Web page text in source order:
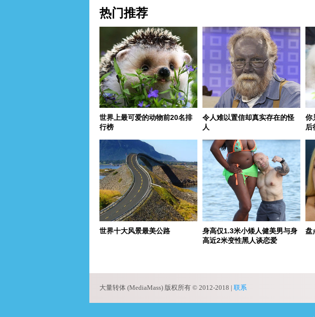
热门推荐
世界上最可爱的动物前20名排
行榜
令人难以置信却真实存在的怪
人
你
后
世界十大风景最美公路
身高仅1.3米小矮人健美男与身
高近2米变性黑人谈恋爱
盘
大量转体 (MediaMass) 版权所有 © 2012-2018 | 联系